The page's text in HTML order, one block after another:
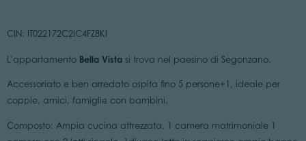
CIN: IT022172C2IC4FZ8KI
L'appartamento Bella Vistasi trova nel paesino di Segonzano.
Accessoriato e ben arredato ospita fino 5 persone+1, ideale per
coppie, amici, famiglie con bambini.
Composto: Ampia cucina attrezzata, 1 camera matrimoniale 1